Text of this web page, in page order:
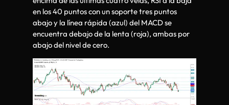
en los 40 puntos con un soporte tres puntos
abajo y la línea rápida (azul) del MACD se
encuentra debajo de la lenta (roja), ambas por
abajo del nivel de cero.